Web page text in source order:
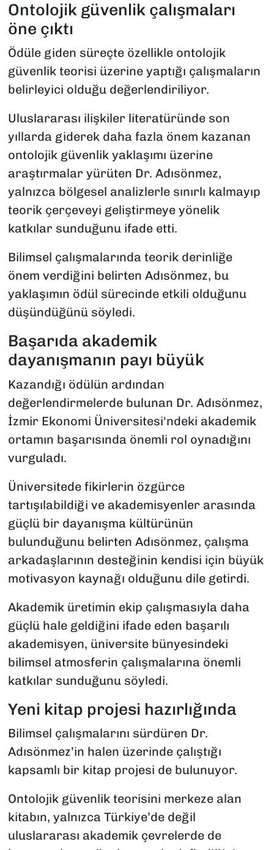
Ontolojik güvenlik çalışmaları
öne çıktı
Ödüle giden süreçte özellikle ontolojik
güvenlik teorisi üzerine yaptığı çalışmaların
belirleyici olduğu değerlendiriliyor.
Uluslararası ilişkiler literatüründe son
yıllarda giderek daha fazla önem kazanan
ontolojik güvenlik yaklaşımı üzerine
araştırmalar yürüten Dr. Adısönmez,
yalnızca bölgesel analizlerle sınırlı kalmayıp
teorik çerçeveyi geliştirmeye yönelik
katkılar sunduğunu ifade etti.
Bilimsel çalışmalarında teorik derinliğe
önem verdiğini belirten Adısönmez, bu
yaklaşımın ödül sürecinde etkili olduğunu
düşündüğünü söyledi.
Başarıda akademik
dayanışmanın payı büyük
Kazandığı ödülün ardından
değerlendirmelerde bulunan Dr. Adısönmez,
İzmir Ekonomi Üniversitesi'ndeki akademik
ortamın başarısında önemli rol oynadığını
vurguladı.
Üniversitede fikirlerin özgürce
tartışılabildiği ve akademisyenler arasında
güçlü bir dayanışma kültürünün
bulunduğunu belirten Adısönmez, çalışma
arkadaşlarının desteğinin kendisi için büyük
motivasyon kaynağı olduğunu dile getirdi.
Akademik üretimin ekip çalışmasıyla daha
güçlü hale geldiğini ifade eden başarılı
akademisyen, üniversite bünyesindeki
bilimsel atmosferin çalışmalarına önemli
katkılar sunduğunu söyledi.
Yeni kitap projesi hazırlığında
Bilimsel çalışmalarını sürdüren Dr.
Adısönmez’in halen üzerinde çalıştığı
kapsamlı bir kitap projesi de bulunuyor.
Ontolojik güvenlik teorisini merkeze alan
kitabın, yalnızca Türkiye’de değil
uluslararası akademik çevrelerde de